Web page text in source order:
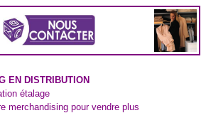
EN DISTRIBUTION
étalage
merchandising pour vendre plus